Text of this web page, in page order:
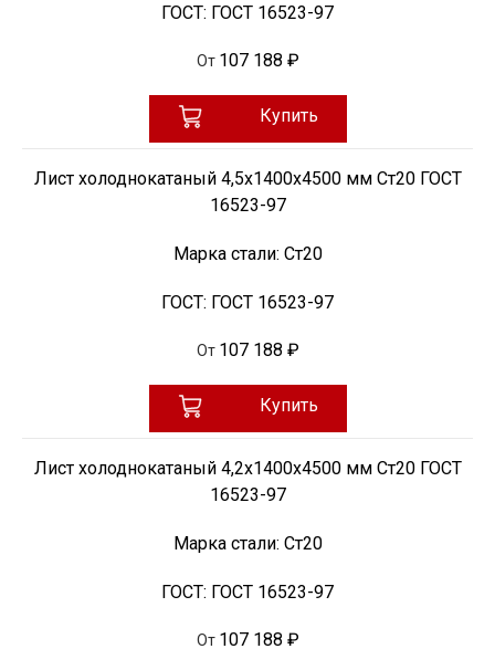
ГОСТ: ГОСТ 16523-97
От 107 188 ₽
Купить
Лист холоднокатаный 4,5х1400х4500 мм Ст20 ГОСТ
16523-97
Марка стали: Ст20
ГОСТ: ГОСТ 16523-97
От 107 188 ₽
Купить
Лист холоднокатаный 4,2х1400х4500 мм Ст20 ГОСТ
16523-97
Марка стали: Ст20
ГОСТ: ГОСТ 16523-97
От 107 188 ₽